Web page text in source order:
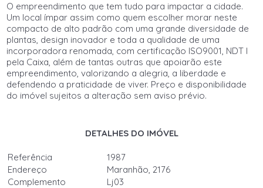
O empreendimento que tem tudo para impactar a cidade.
Um local ímpar assim como quem escolher morar neste
compacto de alto padrão com uma grande diversidade de
plantas, design inovador e toda a qualidade de uma
incorporadora renomada, com certificação ISO9001, NDT I
pela Caixa, além de tantas outras que apoiarão este
empreendimento, valorizando a alegria, a liberdade e
defendendo a praticidade de viver. Preço e disponibilidade
do imóvel sujeitos a alteração sem aviso prévio.
DETALHES DO IMÓVEL
Referência
1987
Endereço
Maranhão, 2176
Complemento
Lj03